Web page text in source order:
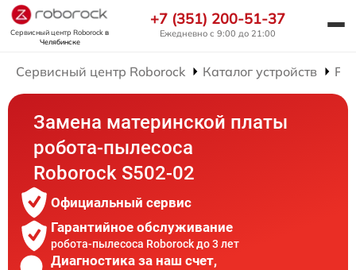
Сервисный центр Roborockв
Челябинске
+7 (351) 200-51-37
Ежедневно с 9:00 до 21:00
Сервисный центр Roborock Каталог устройств
Замена материнской платы
робота-пылесоса
Roborock S502-02
Официальный сервис
Гарантийное обслуживание
робота-пылесоса Roborock до 3 лет
Диагностика за наш счет,